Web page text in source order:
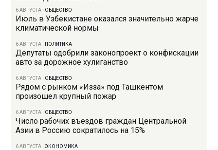
6 АВГУСТА ОБЩЕСТВО
Июль в Узбекистане оказался значительно жарче
климатической нормы
6 АВГУСТА ПОЛИТИКА
Депутаты одобрили законопроект о конфискации
авто за дорожное хулиганство
6 АВГУСТА ОБЩЕСТВО
Рядом с рынком «Изза» под Ташкентом
произошел крупный пожар
6 АВГУСТА ОБЩЕСТВО
Число рабочих въездов граждан Центральной
Азии в Россию сократилось на 15%
6 АВГУСТА |ЭКОНОМИКА